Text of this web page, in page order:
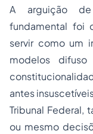
A arguição
fundamental foi
servir como um
modelos
antes
Tribunal Federal,
ou mesmo